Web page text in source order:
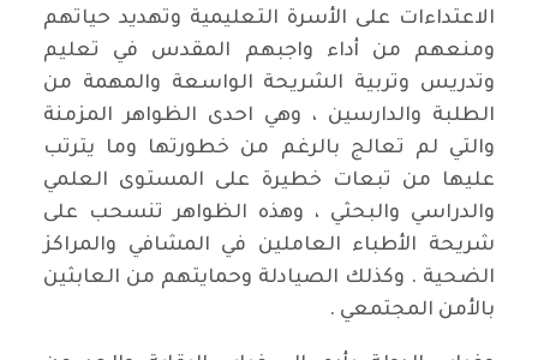
الاعتداءات على الأسرة التعليمية وتهديد حياتهم
ومنعهم من أداء واجبهم المقدس في تعليم
وتدريس وتربية الشريحة الواسعة والمهمة من
الطلبة والدارسين ، وهي احدى الظواهر المزمنة
والتي لم تعالج بالرغم من خطورتها وما يترتب
عليها من تبعات خطيرة على المستوى العلمي
والدراسي والبحثي ، وهذه الظواهر تنسحب على
شريحة الأطباء العاملين في المشافي والمراكز
الضحية . وكذلك الصيادلة وحمايتهم من العابثين
بالأمن المجتمعي .